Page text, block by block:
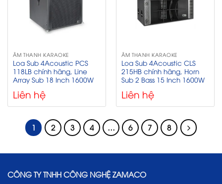
ÂM THANH KARAOKE
Loa Sub 4Acoustic PCS
118LB chính hãng, Line
Array Sub 18 Inch 1600W
Liên hệ
ÂM THANH KARAOKE
Loa Sub 4Acoustic CLS
215HB chính hãng, Horn
Sub 2 Bass 15 Inch 1600W
Liên hệ
1 2 3 4 … 6 7 8
CÔNG TY TNHH CÔNG NGHỆ ZAMACO